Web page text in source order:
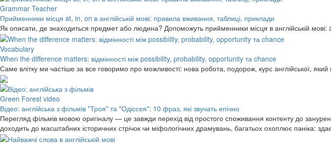
Grammar Teacher
Прийменники місця at, in, on в англійській мові: правила вживання, таблиці, приклади
Як описати, де знаходиться предмет або людина? Допоможуть прийменники місця в англійській
Vocabulary
When the difference matters: відмінності між possibility, probability, opportunity та chance
Саме влітку ми частіше за все говоримо про можливості: нова робота, подорож, курс англійської,
Green Forest video
Відео: англійська з фільмів "Троя" та "Одіссея": 10 фраз, які звучать епічно
Перегляд фільмів мовою оригіналу — це завжди перехід від простого споживання контенту до
доходить до масштабних історичних стрічок чи міфологічних драмувань, багатьох охоплює паніка: